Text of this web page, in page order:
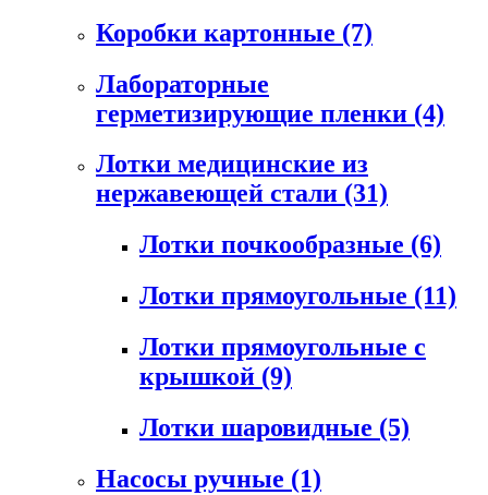
Коробки картонные (7)
Лабораторные
герметизирующие пленки (4)
Лотки медицинские из
нержавеющей стали (31)
Лотки почкообразные (6)
Лотки прямоугольные (11)
Лотки прямоугольные с
крышкой (9)
Лотки шаровидные (5)
Насосы ручные (1)